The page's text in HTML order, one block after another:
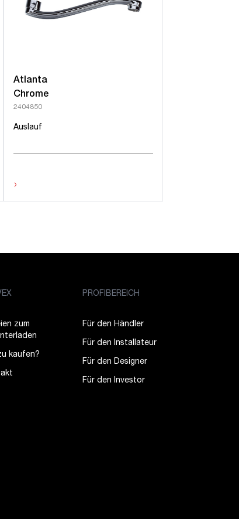
Atlanta
Chrome
2404850
Auslauf
›
zum
kaufen?
PROFIBEREICH
Für den Händler
Für den Installateur
Für den Designer
Für den Investor